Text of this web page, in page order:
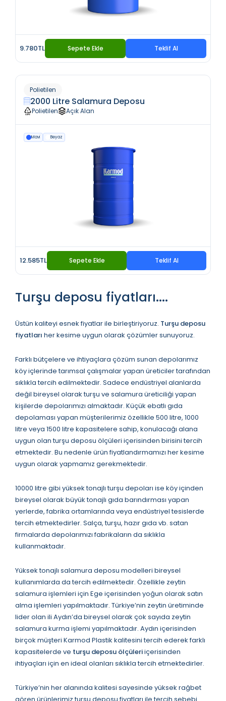
9.780TL Sepete Ekle Teklif Al
Polietilen
2000 Litre Salamura Deposu
Polietilen Açık Alan
Mavi Beyaz
12.585TL Sepete Ekle Teklif Al
Turşu deposu fiyatları....
Üstün kaliteyi esnek fiyatlar ile birleştiriyoruz. Turşu deposu
fiyatları her kesime uygun olarak çözümler sunuyoruz.
Farklı bütçelere ve ihtiyaçlara çözüm sunan depolarımız
köy içlerinde tarımsal çalışmalar yapan üreticiler tarafından
sıklıkla tercih edilmektedir. Sadece endüstriyel alanlarda
değil bireysel olarak turşu ve salamura üreticiliği yapan
kişilerde depolarımızı almaktadır. Küçük ebatlı gıda
depolaması yapan müşterilerimiz özellikle 500 litre, 1000
litre veya 1500 litre kapasitelere sahip, konulacağı alana
uygun olan turşu deposu ölçüleri içerisinden birisini tercih
etmektedir. Bu nedenle ürün fiyatlandırmamızı her kesime
uygun olarak yapmamız gerekmektedir.
10000 litre gibi yüksek tonajlı turşu depoları ise köy içinden
bireysel olarak büyük tonajlı gıda barındırması yapan
yerlerde, fabrika ortamlarında veya endüstriyel tesislerde
tercih etmektedirler. Salça, turşu, hazır gıda vb. satan
firmalarda depolarımızı fabrikaların da sıklıkla
kullanmaktadır.
Yüksek tonajlı salamura deposu modelleri bireysel
kullanımlarda da tercih edilmektedir. Özellikle zeytin
salamura işlemleri için Ege içerisinden yoğun olarak satın
alma işlemleri yapılmaktadır. Türkiye’nin zeytin üretiminde
lider olan ili Aydın’da bireysel olarak çok sayıda zeytin
salamura kurma işlemi yapılmaktadır. Aydın içerisinden
birçok müşteri Karmod Plastik kalitesini tercih ederek farklı
kapasitelerde ve turşu deposu ölçüleriiçerisinden
ihtiyaçları için en ideal olanları sıklıkla tercih etmektedirler.
Türkiye’nin her alanında kalitesi sayesinde yüksek rağbet